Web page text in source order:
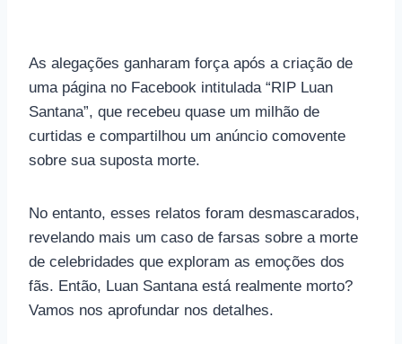
As alegações ganharam força após a criação de
uma página no Facebook intitulada “RIP Luan
Santana”, que recebeu quase um milhão de
curtidas e compartilhou um anúncio comovente
sobre sua suposta morte.
No entanto, esses relatos foram desmascarados,
revelando mais um caso de farsas sobre a morte
de celebridades que exploram as emoções dos
fãs. Então, Luan Santana está realmente morto?
Vamos nos aprofundar nos detalhes.